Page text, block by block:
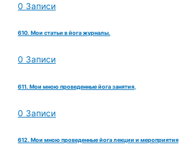
0 Записи
610. Мои статьи в йога журналы.
0 Записи
611. Мои мною проведенные йога занятия,
0 Записи
612. Мои мною проведенные йога лекции и мероприятия